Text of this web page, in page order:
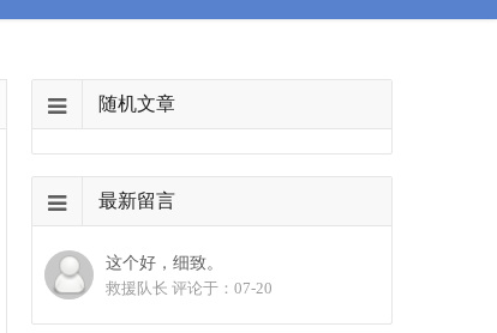
随机文章
最新留言
这个好，细致。
救援队长 评论于：07-20